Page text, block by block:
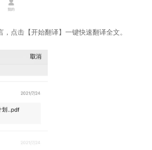
点击【开始翻译】一键快速翻译全文。